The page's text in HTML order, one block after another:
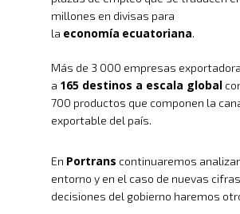
millones en divisas para
la economía ecuatoriana.
Más de 3 000 empresas
a 165 destinos a escala global
700 productos que componen la
exportable del país.
En Portrans continuaremos
entorno y en el caso de nuevas
decisiones del gobierno haremos